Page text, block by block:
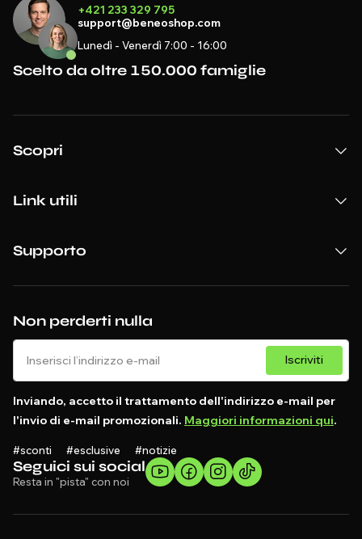
Seguici sui social
Resta in "pista" con noi
Non perderti nulla
Iscriviti
Inviando, accetto il trattamento dell'indirizzo e-mail per
l'invio di e-mail promozionali. Maggiori informazioni qui.
#sconti #esclusive #notizie
+421 233 329 795
support@beneoshop.com
Lunedì - Venerdì 7:00 - 16:00
Scelto da oltre 150.000 famiglie
Scopri
Link utili
Supporto